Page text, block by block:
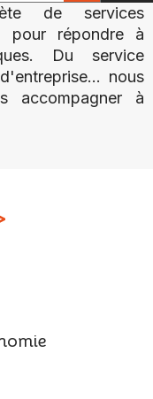
de services
pour répondre à
Du service
nous
accompagner à